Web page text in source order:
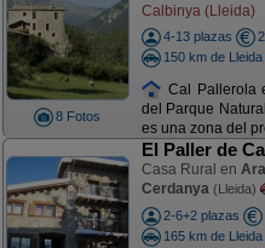
8 Fotos
Calbinya (Lleida)
4-13 plazas
150 km de Lleida
Cal Pallerola
del Parque
es una zona del
El Paller de
Casa Rural en
Cerdanya (Lleida)
2-6+2 plazas
165 km de Lleida